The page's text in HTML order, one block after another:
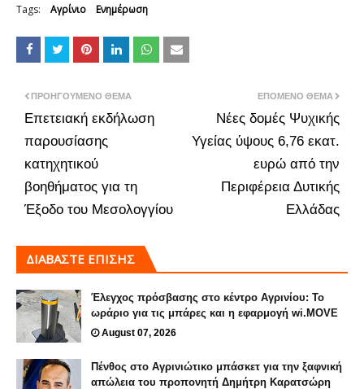
Tags: Αγρίνιο Ενημέρωση
ΕΠΌΜΕΝΟ ΘΈΜΑ
Νέες δομές Ψυχικής
Υγείας ύψους 6,76 εκατ.
ευρώ από την
Περιφέρεια Δυτικής
Ελλάδας
ΠΡΟΗΓΟΎΜΕΝΟ ΘΈΜΑ
Επετειακή εκδήλωση
παρουσίασης
κατηχητικού
βοηθήματος για τη
Έξοδο του Μεσολογγίου
ΔΙΑΒΑΣΤΕ ΕΠΙΣΗΣ
Έλεγχος πρόσβασης στο κέντρο Αγρινίου: Το
ωράριο για τις μπάρες και η εφαρμογή wi.MOVE
August 07, 2026
Πένθος στο Αγρινιώτικο μπάσκετ για την ξαφνική
απώλεια του προπονητή Δημήτρη Καρατσώρη